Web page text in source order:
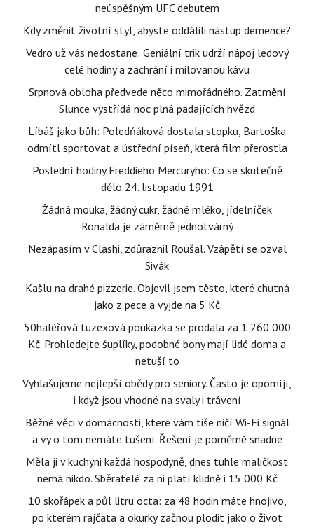
neúspěšným UFC debutem
Kdy změnit životní styl, abyste oddálili nástup demence?
Vedro už vás nedostane: Geniální trik udrží nápoj ledový
celé hodiny a zachrání i milovanou kávu
Srpnová obloha předvede něco mimořádného. Zatmění
Slunce vystřídá noc plná padajících hvězd
Líbáš jako bůh: Poledňáková dostala stopku, Bartoška
odmítl sportovat a ústřední píseň, která film přerostla
Poslední hodiny Freddieho Mercuryho: Co se skutečně
dělo 24. listopadu 1991
Žádná mouka, žádný cukr, žádné mléko, jídelníček
Ronalda je záměrně jednotvárný
Nezápasím v Clashi, zdůraznil Roušal. Vzápětí se ozval
Sivák
Kašlu na drahé pizzerie. Objevil jsem těsto, které chutná
jako z pece a vyjde na 5 Kč
50haléřová tuzexová poukázka se prodala za 1 260 000
Kč. Prohledejte šuplíky, podobné bony mají lidé doma a
netuší to
Vyhlašujeme nejlepší obědy pro seniory. Často je opomíjí,
i když jsou vhodné na svaly i trávení
Běžné věci v domácnosti, které vám tiše ničí Wi-Fi signál
a vy o tom nemáte tušení. Řešení je poměrně snadné
Měla ji v kuchyni každá hospodyně, dnes tuhle maličkost
nemá nikdo. Sběratelé za ni platí klidně i 15 000 Kč
10 skořápek a půl litru octa: za 48 hodin máte hnojivo,
po kterém rajčata a okurky začnou plodit jako o život